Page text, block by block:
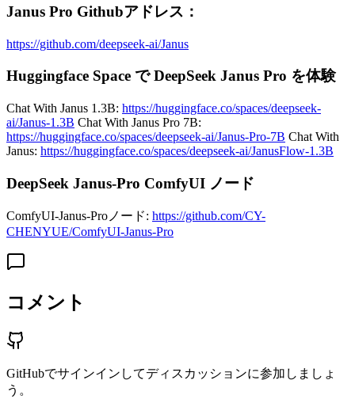
Janus Pro Githubアドレス：
https://github.com/deepseek-ai/Janus
Huggingface Space で DeepSeek Janus Pro を体験
Chat With Janus 1.3B: https://huggingface.co/spaces/deepseek-
ai/Janus-1.3B Chat With Janus Pro 7B:
https://huggingface.co/spaces/deepseek-ai/Janus-Pro-7B Chat With
Janus: https://huggingface.co/spaces/deepseek-ai/JanusFlow-1.3B
DeepSeek Janus-Pro ComfyUI ノード
ComfyUI-Janus-Proノード: https://github.com/CY-
CHENYUE/ComfyUI-Janus-Pro
コメント
GitHubでサインインしてディスカッションに参加しましょ
う。